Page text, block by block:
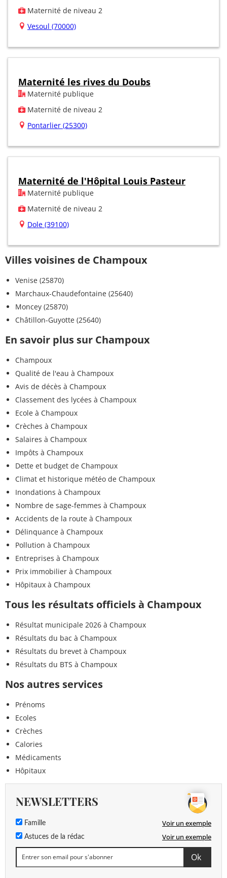
Maternité de niveau 2
Vesoul (70000)
Maternité les rives du Doubs
Maternité publique
Maternité de niveau 2
Pontarlier (25300)
Maternité de l'Hôpital Louis Pasteur
Maternité publique
Maternité de niveau 2
Dole (39100)
Villes voisines de Champoux
Venise (25870)
Marchaux-Chaudefontaine (25640)
Moncey (25870)
Châtillon-Guyotte (25640)
En savoir plus sur Champoux
Champoux
Qualité de l'eau à Champoux
Avis de décès à Champoux
Classement des lycées à Champoux
Ecole à Champoux
Crèches à Champoux
Salaires à Champoux
Impôts à Champoux
Dette et budget de Champoux
Climat et historique météo de Champoux
Inondations à Champoux
Nombre de sage-femmes à Champoux
Accidents de la route à Champoux
Délinquance à Champoux
Pollution à Champoux
Entreprises à Champoux
Prix immobilier à Champoux
Hôpitaux à Champoux
Tous les résultats officiels à Champoux
Résultat municipale 2026 à Champoux
Résultats du bac à Champoux
Résultats du brevet à Champoux
Résultats du BTS à Champoux
Nos autres services
Prénoms
Ecoles
Crèches
Calories
Médicaments
Hôpitaux
NEWSLETTERS
Famille Voir un exemple
Astuces de la rédac Voir un exemple